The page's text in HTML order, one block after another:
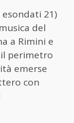
21)
del
a Rimini e
perimetro
emerse
con